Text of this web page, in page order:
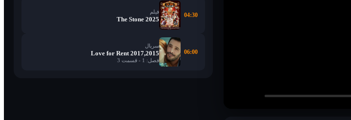
04:30 فیلم
The Stone 2025
06:00
سریال
Love for Rent 2017,2015
فصل: 1 - قسمت 3